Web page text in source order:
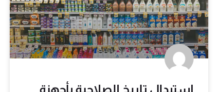
استبدال تاريخ الصلاحية بأجهزة